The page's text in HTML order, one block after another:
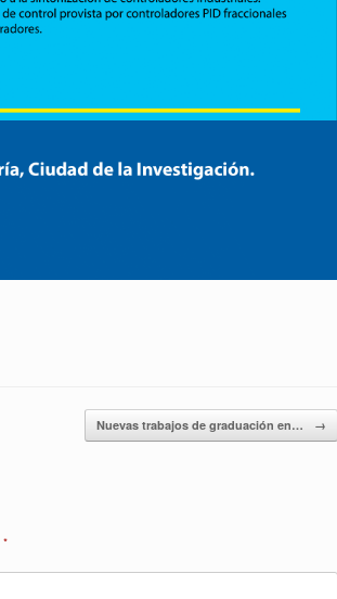
Nuevas trabajos de graduación en… →
*